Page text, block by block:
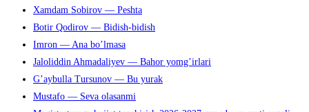
Xamdam Sobirov — Peshta
Botir Qodirov — Bidish-bidish
Imron — Ana bo’lmasa
Jaloliddin Ahmadaliyev — Bahor yomg’irlari
G’aybulla Tursunov — Bu yurak
Mustafo — Seva olasanmi